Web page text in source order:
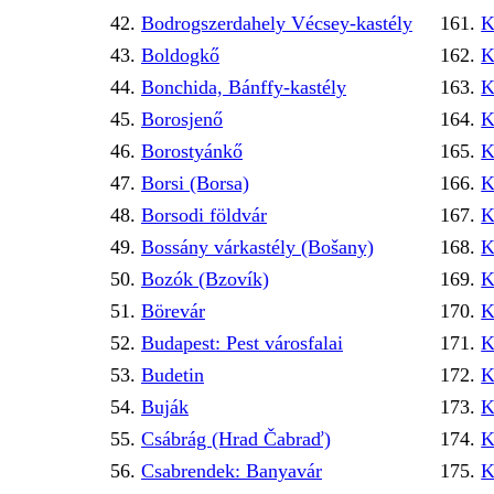
Bodrogszerdahely Vécsey-kastély
Boldogkő
Bonchida, Bánffy-kastély
Borosjenő
Borostyánkő
Borsi (Borsa)
Borsodi földvár
Bossány várkastély (Bošany)
Bozók (Bzovík)
Börevár
Budapest: Pest városfalai
Budetin
Buják
Csábrág (Hrad Čabraď)
Csabrendek: Banyavár